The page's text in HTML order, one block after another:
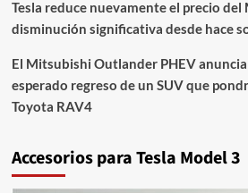
Tesla reduce nuevamente el precio del
disminución significativa desde hace
El Mitsubishi Outlander PHEV anuncia
esperado regreso de un SUV que
Toyota RAV4
Accesorios para Tesla Model 3